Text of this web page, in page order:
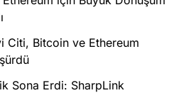
Citi, Bitcoin ve Ethereum
Sona Erdi: SharpLink